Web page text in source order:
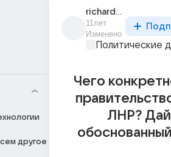
другое
richard_alvares
11лет
Изменено
Политические
Чего
ЛНР?